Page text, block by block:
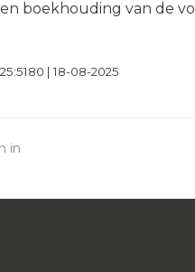
boekhouding van de
| 18-08-2025
in